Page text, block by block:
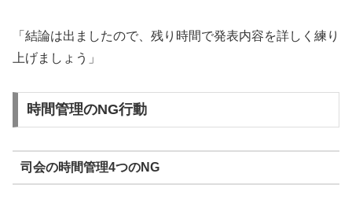
「結論は出ましたので、残り時間で発表内容を詳しく練り
上げましょう」
時間管理のNG行動
司会の時間管理4つのNG